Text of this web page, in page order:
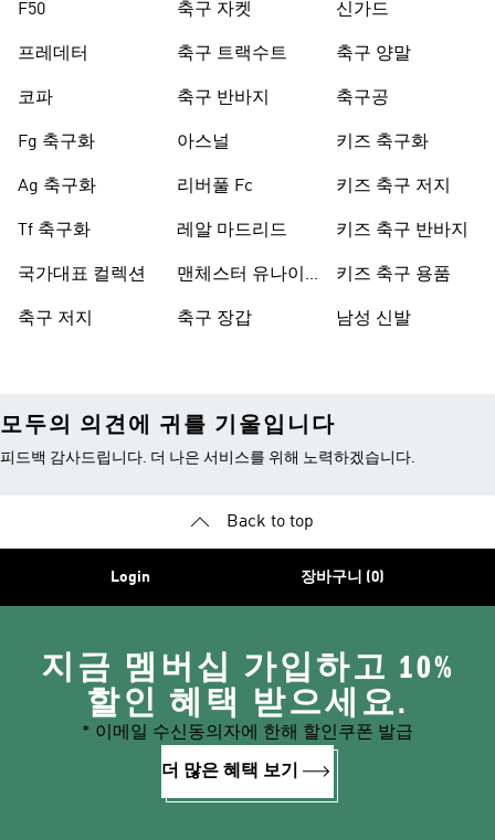
F50
프레데터
코파
Fg 축구화
Ag 축구화
Tf 축구화
국가대표 컬렉션
축구 저지
축구 자켓
축구 트랙수트
축구 반바지
아스널
리버풀 Fc
레알 마드리드
맨체스터 유나이
축구 장갑
신가드
축구 양말
축구공
키즈 축구화
키즈 축구 저지
키즈 축구 반바지
키즈 축구 용품
남성 신발
모두의 의견에 귀를 기울입니다
피드백 감사드립니다. 더 나은 서비스를 위해 노력하겠습니다.
Back to top
Login 장바구니 (0)
지금 멤버십 가입하고 10%
할인 혜택 받으세요.
* 이메일 수신동의자에 한해 할인쿠폰 발급
더 많은 혜택 보기